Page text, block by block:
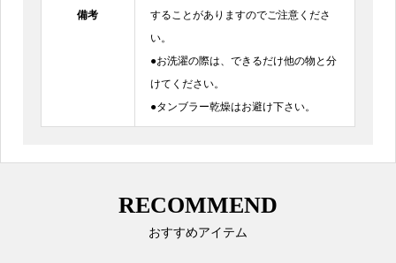
備考
することがありますのでご注意くださ
い。
●お洗濯の際は、できるだけ他の物と分
けてください。
●タンブラー乾燥はお避け下さい。
RECOMMEND
おすすめアイテム